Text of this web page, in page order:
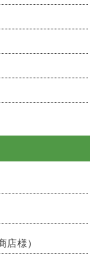
店様）